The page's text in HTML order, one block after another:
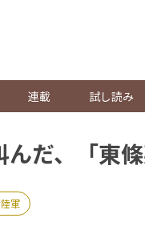
連載 試し読み
だ、「東條
陸軍